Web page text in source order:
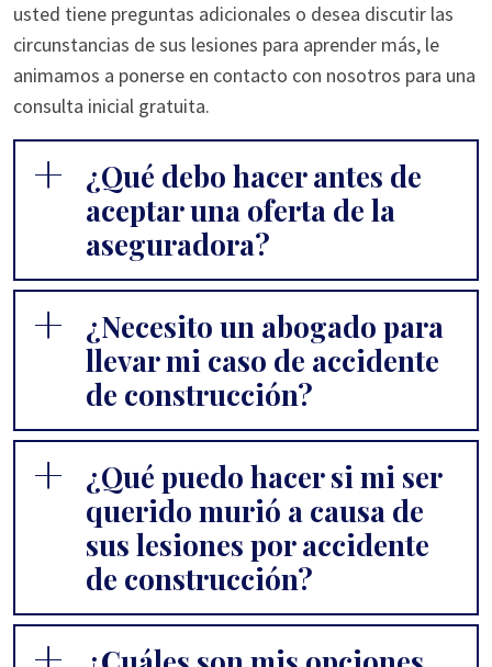
usted tiene preguntas adicionales o desea discutir las
circunstancias de sus lesiones para aprender más, le
animamos a ponerse en contacto con nosotros para una
consulta inicial gratuita.
¿Qué debo hacer antes de
aceptar una oferta de la
aseguradora?
¿Necesito un abogado para
llevar mi caso de accidente
de construcción?
¿Qué puedo hacer si mi ser
querido murió a causa de
sus lesiones por accidente
de construcción?